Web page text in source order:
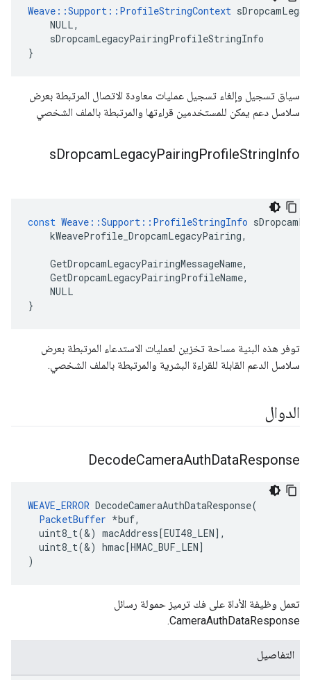
Weave::Support::ProfileStringContext
    NULL,
    sDropcamLegacyPairingProfileStringInfo
}
سياق تسجيل وإلغاء تسجيل عمليات معاودة الاتصال المرتبطة بعرض
سلاسل دعم يمكن للمستخدمين قراءتها والمرتبطة بالملف الشخصي
sDropcamLegacyPairingProfileStringInfo
const Weave ::Support :: ProfileStringInfo
kWeaveProfile_DropcamLegacyPairing,
GetDropcamLegacyPairingMessageName,
GetDropcamLegacyPairingProfileName,
NULL
}
توفر هذه البنية مساحة تخزين لعمليات الاستدعاء المرتبطة بعرض
سلاسل الدعم القابلة للقراءة البشرية والمرتبطة بالملف الشخصي.
الدوال
DecodeCameraAuthDataResponse
WEAVE_ERROR DecodeCameraAuthDataResponse(
PacketBuffer *buf,
uint8_t(&) macAddress[EUI48_LEN] ,
uint8_t(&) hmac[HMAC_BUF_LEN]
)
تعمل وظيفة الأداة على فك ترميز حمولة رسائل
CameraAuthDataResponse.
التفاصيل